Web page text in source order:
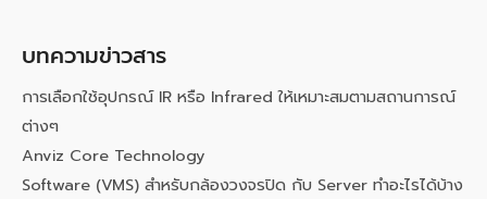
บทความข่าวสาร
การเลือกใช้อุปกรณ์ IR หรือ Infrared ให้เหมาะสมตามสถานการณ์
ต่างๆ
Anviz Core Technology
Software (VMS) สำหรับกล้องวงจรปิด กับ Server ทำอะไรได้บ้าง